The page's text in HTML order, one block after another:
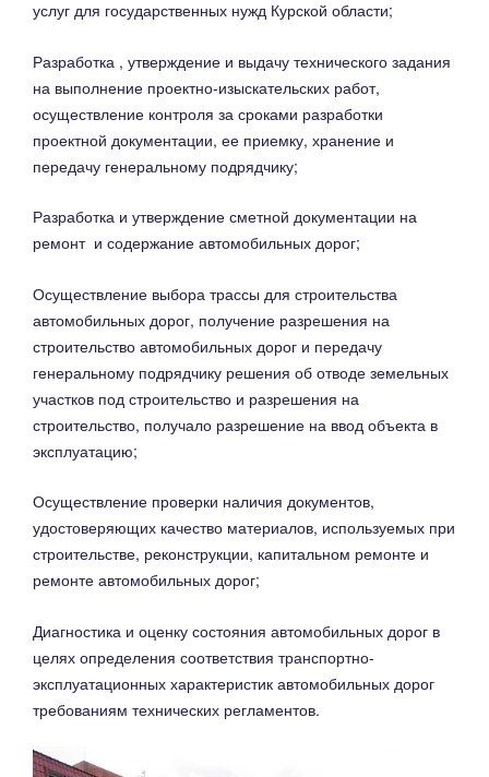
услуг для государственных нужд Курской области;
Разработка , утверждение и выдачу технического задания
на выполнение проектно-изыскательских работ,
осуществление контроля за сроками разработки
проектной документации, ее приемку, хранение и
передачу генеральному подрядчику;
Разработка и утверждение сметной документации на
ремонт и содержание автомобильных дорог;
Осуществление выбора трассы для строительства
автомобильных дорог, получение разрешения на
строительство автомобильных дорог и передачу
генеральному подрядчику решения об отводе земельных
участков под строительство и разрешения на
строительство, получало разрешение на ввод объекта в
эксплуатацию;
Осуществление проверки наличия документов,
удостоверяющих качество материалов, используемых при
строительстве, реконструкции, капитальном ремонте и
ремонте автомобильных дорог;
Диагностика и оценку состояния автомобильных дорог в
целях определения соответствия транспортно-
эксплуатационных характеристик автомобильных дорог
требованиям технических регламентов.